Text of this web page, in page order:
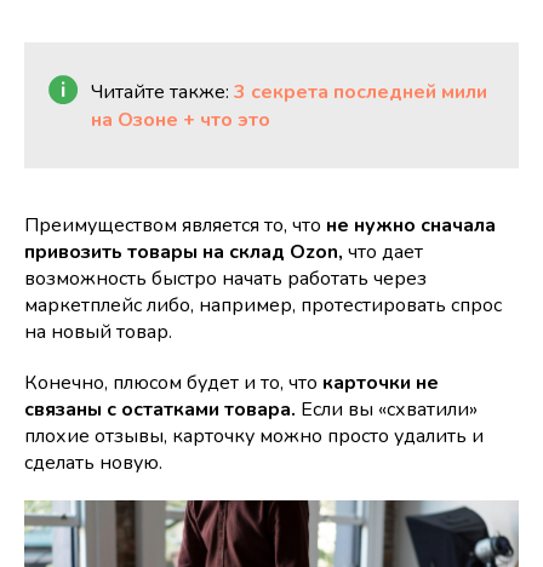
Читайте также: 3 секрета последней мили
на Озоне + что это
Преимуществом является то, что не нужно сначала
привозить товары на склад Ozon, что дает
возможность быстро начать работать через
маркетплейс либо, например, протестировать спрос
на новый товар.
Конечно, плюсом будет и то, что карточки не
связаны с остатками товара. Если вы «схватили»
плохие отзывы, карточку можно просто удалить и
сделать новую.